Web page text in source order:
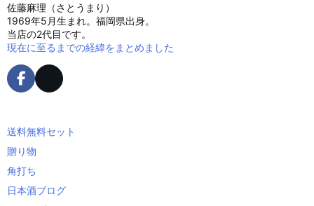
佐藤麻理（さとうまり）
1969年5月生まれ。福岡県出身。
当店の2代目です。
現在に至るまでの経緯をまとめました
送料無料セット
贈り物
角打ち
日本酒ブログ